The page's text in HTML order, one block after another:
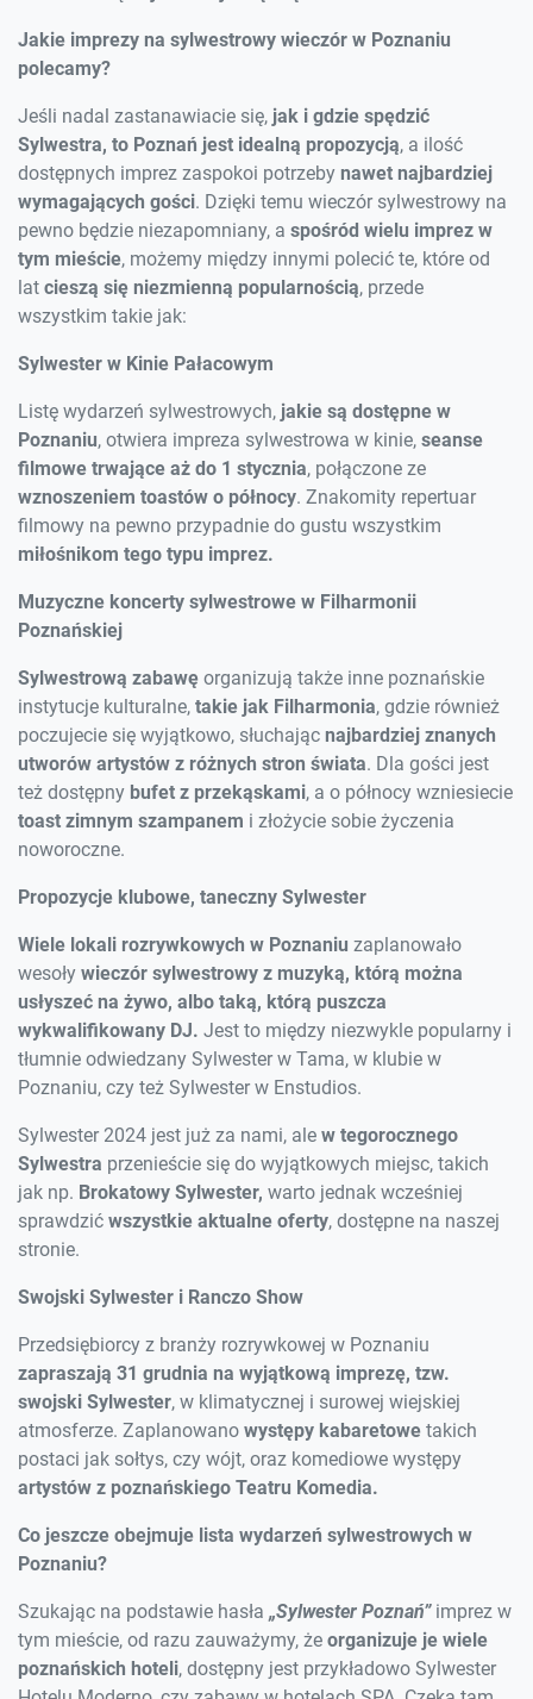
Jakie imprezy na sylwestrowy wieczór w Poznaniu
polecamy?
Jeśli nadal zastanawiacie się, jak i gdzie spędzić
Sylwestra, to Poznań jest idealną propozycją, a ilość
dostępnych imprez zaspokoi potrzeby nawet najbardziej
wymagających gości. Dzięki temu wieczór sylwestrowy na
pewno będzie niezapomniany, a spośród wielu imprez w
tym mieście, możemy między innymi polecić te, które od
lat cieszą się niezmienną popularnością, przede
wszystkim takie jak:
Sylwester w Kinie Pałacowym
Listę wydarzeń sylwestrowych, jakie są dostępne w
Poznaniu, otwiera impreza sylwestrowa w kinie, seanse
filmowe trwające aż do 1 stycznia, połączone ze
wznoszeniem toastów o północy. Znakomity repertuar
filmowy na pewno przypadnie do gustu wszystkim
miłośnikom tego typu imprez.
Muzyczne koncerty sylwestrowe w Filharmonii
Poznańskiej
Sylwestrową zabawę organizują także inne poznańskie
instytucje kulturalne, takie jak Filharmonia, gdzie również
poczujecie się wyjątkowo, słuchając najbardziej znanych
utworów artystów z różnych stron świata. Dla gości jest
też dostępny bufet z przekąskami, a o północy wzniesiecie
toast zimnym szampanem i złożycie sobie życzenia
noworoczne.
Propozycje klubowe, taneczny Sylwester
Wiele lokali rozrywkowych w Poznaniu zaplanowało
wesoły wieczór sylwestrowy z muzyką, którą można
usłyszeć na żywo, albo taką, którą puszcza
wykwalifikowany DJ. Jest to między niezwykle popularny i
tłumnie odwiedzany Sylwester w Tama, w klubie w
Poznaniu, czy też Sylwester w Enstudios.
Sylwester 2024 jest już za nami, ale w tegorocznego
Sylwestra przenieście się do wyjątkowych miejsc, takich
jak np. Brokatowy Sylwester, warto jednak wcześniej
sprawdzić wszystkie aktualne oferty, dostępne na naszej
stronie.
Swojski Sylwester i Ranczo Show
Przedsiębiorcy z branży rozrywkowej w Poznaniu
zapraszają 31 grudnia na wyjątkową imprezę, tzw.
swojski Sylwester, w klimatycznej i surowej wiejskiej
atmosferze. Zaplanowano występy kabaretowe takich
postaci jak sołtys, czy wójt, oraz komediowe występy
artystów z poznańskiego Teatru Komedia.
Co jeszcze obejmuje lista wydarzeń sylwestrowych w
Poznaniu?
Szukając na podstawie hasła „Sylwester Poznań”imprez w
tym mieście, od razu zauważymy, że organizuje je wiele
poznańskich hoteli, dostępny jest przykładowo Sylwester